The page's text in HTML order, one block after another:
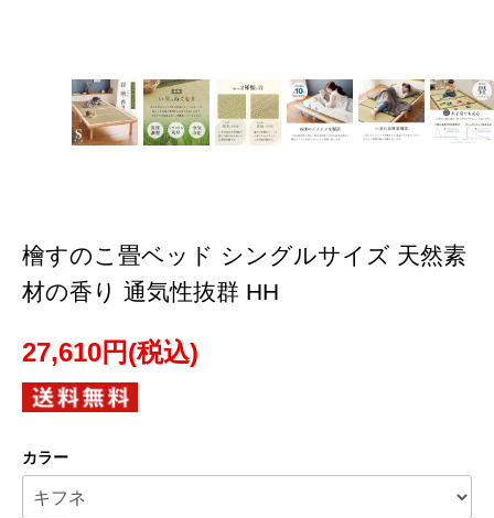
檜すのこ畳ベッド シングルサイズ 天然素
材の香り 通気性抜群 HH
27,610円(税込)
カラー